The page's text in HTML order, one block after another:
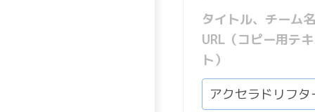
タイトル、チーム
URL（コピー用テ
ト）